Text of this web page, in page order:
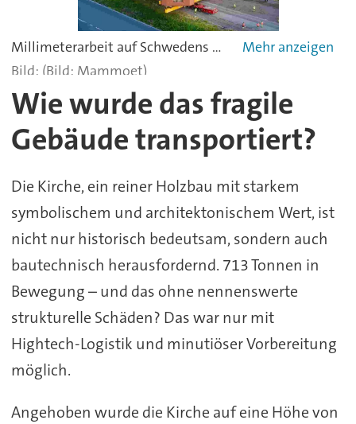
Millimeterarbeit auf Schwedens Straßen: Die 713 Tonnen schwere Kiruna-Kirche auf dem Weg in ihr neues Zuhause – getragen von 56 Achsen hochpräziser SPMTs.
(Bild: Mammoet)
Wie wurde das fragile
Gebäude transportiert?
Die Kirche, ein reiner Holzbau mit starkem
symbolischem und architektonischem Wert, ist
nicht nur historisch bedeutsam, sondern auch
bautechnisch herausfordernd. 713 Tonnen in
Bewegung – und das ohne nennenswerte
strukturelle Schäden? Das war nur mit
Hightech-Logistik und minutiöser Vorbereitung
möglich.
Angehoben wurde die Kirche auf eine Höhe von